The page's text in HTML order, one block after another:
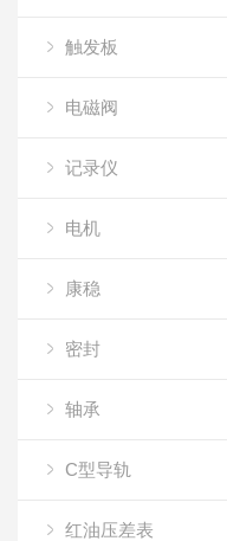
触发板
电磁阀
记录仪
电机
康稳
密封
轴承
C型导轨
红油压差表